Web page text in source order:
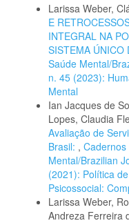
Larissa Weber,
E
INTEGRAL NA
SISTEMA ÚNICO
Saúde Mental/
n. 45 (2023):
Mental
Ian Jacques de
Lopes, Claudia
Avaliação de
Brasil: ,
Mental/Brazilian
(2021): Política
Psicossocial:
Larissa Weber,
Andreza Ferreira